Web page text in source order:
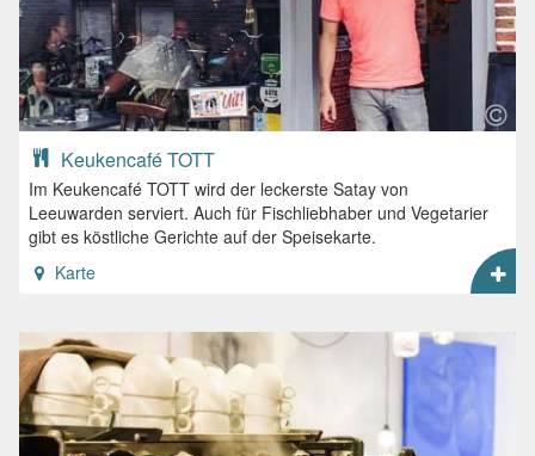
Keukencafé TOTT
Im Keukencafé TOTT wird der leckerste Satay von
Leeuwarden serviert. Auch für Fischliebhaber und Vegetarier
gibt es köstliche Gerichte auf der Speisekarte.
Karte